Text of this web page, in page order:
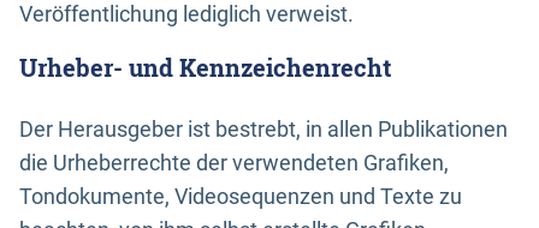
Veröffentlichung lediglich verweist.
Urheber- und Kennzeichenrecht
Der Herausgeber ist bestrebt, in allen Publikationen
die Urheberrechte der verwendeten Grafiken,
Tondokumente, Videosequenzen und Texte zu